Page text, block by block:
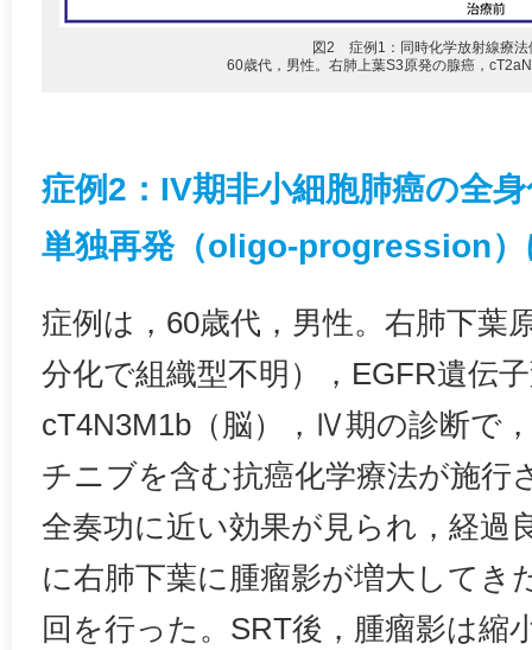
図2 症例1：同時化学放射線療法
60歳代，男性。右肺上葉S3原発の腺癌，
症例2：IV期非小細胞肺癌の全
単独再発（oligo-progression）
症例は，60歳代，男性。右肺下葉
分化で組織型不明），EGFR遺伝
cT4N3M1b（脳），Ⅳ期の診断で
チニブを含む抗癌化学療法が施行
全奏功に近い効果が見られ，経過
に右肺下葉に腫瘤影が増大してき
回を行った。SRT後，腫瘤影は縮